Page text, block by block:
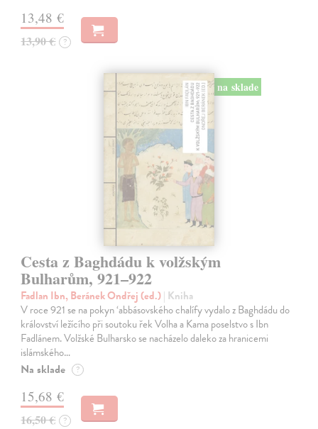
13,48 €
13,90 € ?
na sklade
Cesta z Baghdádu k volžským
Bulharům, 921–922
Fadlan Ibn, Beránek Ondřej (ed.)| Kniha
V roce 921 se na pokyn ‘abbásovského chalífy vydalo z Baghdádu do
království ležícího při soutoku řek Volha a Kama poselstvo s Ibn
Fadlánem. Volžské Bulharsko se nacházelo daleko za hranicemi
islámského…
Na sklade ?
15,68 €
16,50 € ?